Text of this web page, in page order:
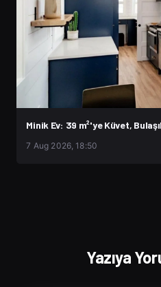
Minik Ev: 39 m²'ye Küvet,
7 Aug 2026, 18:50
Yazıya